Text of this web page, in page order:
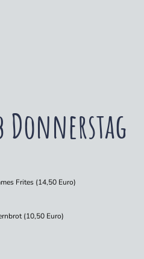
Donnerstag
Frites (14,50 Euro)
(10,50 Euro)